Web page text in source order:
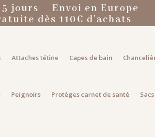
jours – Envoi en Europe
dès 110€ d’achats
Attaches tétine Capes de bain
Peignoirs Protèges carnet de santé